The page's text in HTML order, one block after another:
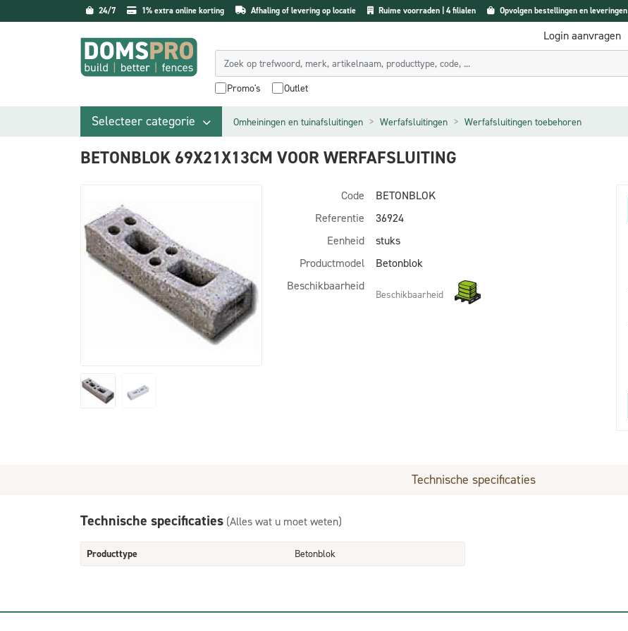
24/7 1% extra online korting Afhaling of levering op locatie Ruime voorraden | 4 filialen Opvolgen bestellingen en leveringen
Login aanvragen
Promo's Outlet
Selecteer categorie Omheiningen en tuinafsluitingen Werfafsluitingen Werfafsluitingen toebehoren
BETONBLOK 69X21X13CM VOOR WERFAFSLUITING
Code
BETONBLOK
Referentie
36924
Eenheid
stuks
Productmodel
Betonblok
Beschikbaarheid
Beschikbaarheid
Technische specificaties
Technische specificaties (Alles wat u moet weten)
Producttype Betonblok